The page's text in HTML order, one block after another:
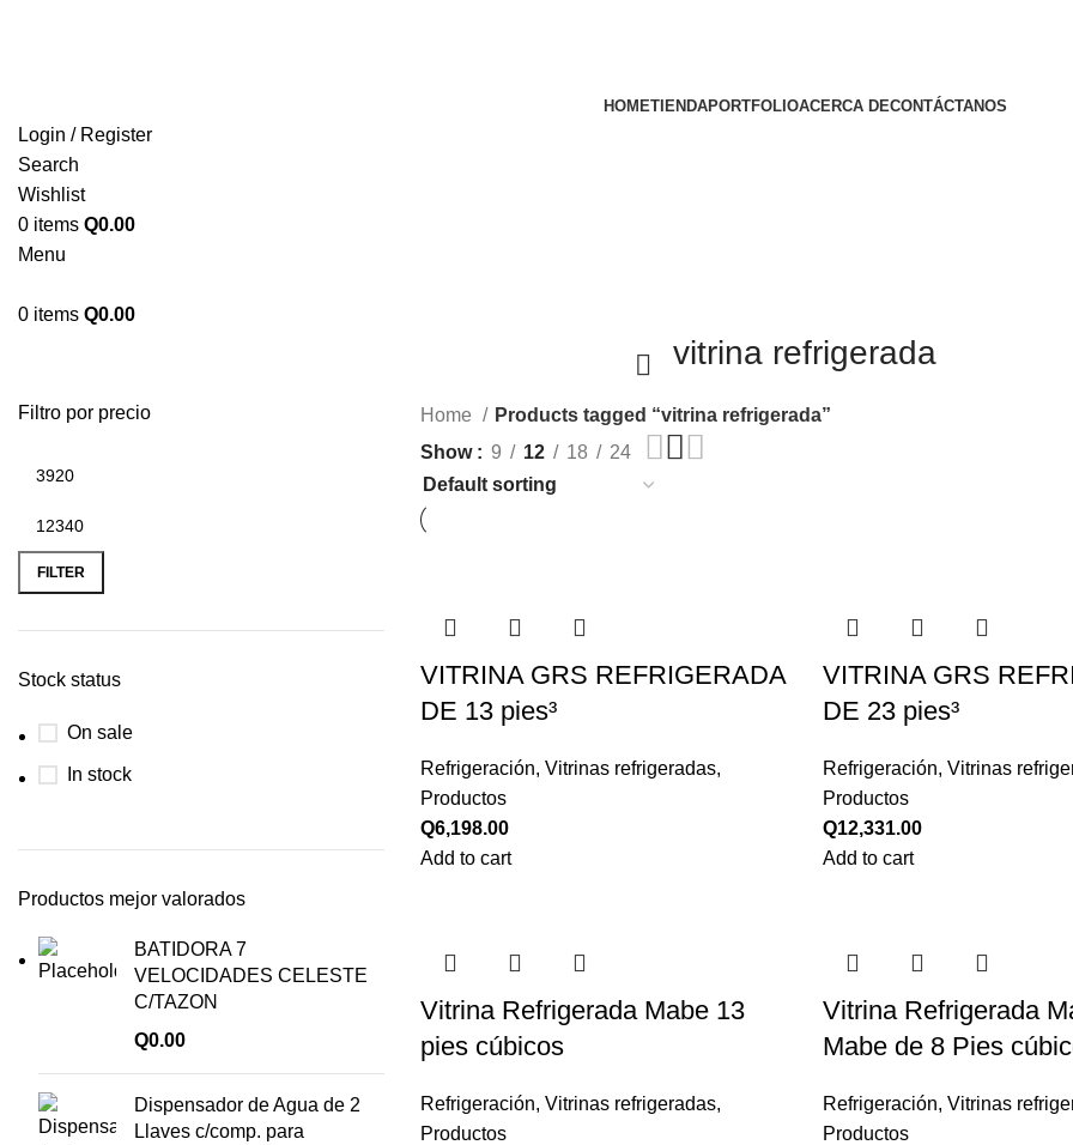
HOMETIENDAPORTFOLIOACERCA DECONTÁCTANOS
Login / Register
Search
Wishlist
0 items Q0.00
Menu
0 items Q0.00
vitrina refrigerada
Filtro por precio
FILTER
Stock status
On sale
In stock
Productos mejor valorados
BATIDORA 7
VELOCIDADES CELESTE
C/TAZON
Q0.00
Dispensador de Agua de 2
Llaves c/comp. para
Home
Products tagged “vitrina refrigerada”
Show
9 12 18 24
VITRINA GRS REFRIGERADA
DE 13 pies³
Refrigeración, Vitrinas refrigeradas,
Productos
Q6,198.00
Add to cart
VITRINA GRS
DE 23 pies³
Refrigeración, Vitrinas
Productos
Q12,331.00
Add to cart
Vitrina Refrigerada Mabe 13
pies cúbicos
Refrigeración, Vitrinas refrigeradas,
Productos
Vitrina Refrigerada
Mabe de 8 Pies
Refrigeración, Vitrinas
Productos